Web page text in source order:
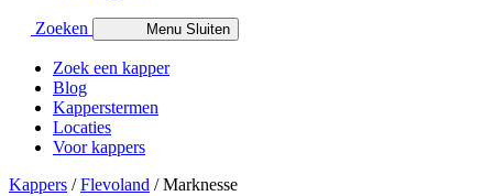
Zoeken Menu Sluiten
Zoek een kapper
Blog
Kapperstermen
Locaties
Voor kappers
Kappers /Flevoland /Marknesse